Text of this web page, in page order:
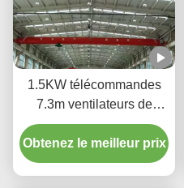
1.5KW télécommandes
7.3m ventilateurs de
plafond à haut volume 5
lames ventilateur HVLS
pour les stades
Obtenez le meilleur prix